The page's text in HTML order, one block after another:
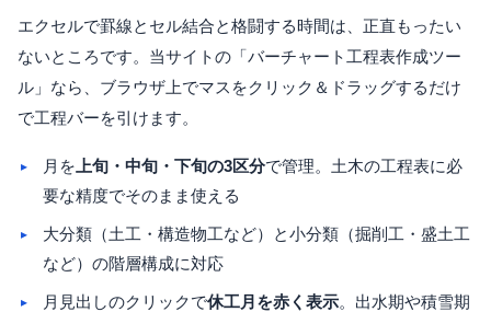
エクセルで罫線とセル結合と格闘する時間は、正直もったい
ないところです。当サイトの「バーチャート工程表作成ツー
ル」なら、ブラウザ上でマスをクリック＆ドラッグするだけ
で工程バーを引けます。
月を 上旬・中旬・下旬の3区分で管理。土木の工程表に必
要な精度でそのまま使える
大分類（土工・構造物工など）と小分類（掘削工・盛土工
など）の階層構成に対応
月見出しのクリックで休工月を赤く表示。出水期や積雪期